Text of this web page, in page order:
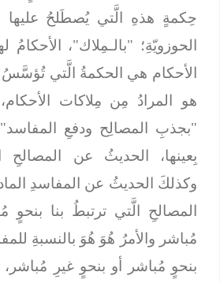
حِكمةٍ هذهِ الَّتي يُصطَلحُ عليها
الحوزويّةِ؛ "بالـمِلاك"، الأحكامُ
الأحكام هي الحكمةُ الَّتي تُؤسَّسُ
هو المرادُ مِن مِلاكات
"بجذبِ المصالِح ودفعِ
بِعينها، الحديثُ عن المصالحِ
وكذلكَ الحديثُ عن المفاسدِ
المصالحِ الَّتي ترتبطُ بنا بنحوٍ
مُباشر والأمرُ هُوَ هُوَ بالنسبةِ
بنحوٍ مُباشر أو بنحوٍ غيرِ